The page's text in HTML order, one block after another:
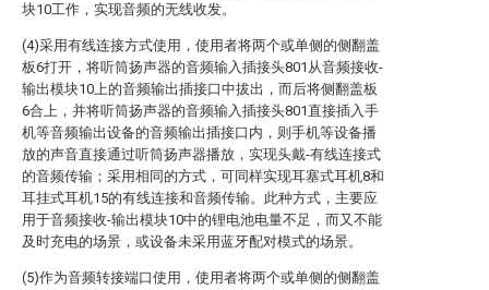
块10工作，实现音频的无线收发。
(4)采用有线连接方式使用，使用者将两个或单侧的侧翻盖
板6打开，将听筒扬声器的音频输入插接头801从音频接收-
输出模块10上的音频输出插接口中拔出，而后将侧翻盖板
6合上，并将听筒扬声器的音频输入插接头801直接插入手
机等音频输出设备的音频输出插接口内，则手机等设备播
放的声音直接通过听筒扬声器播放，实现头戴-有线连接式
的音频传输；采用相同的方式，可同样实现耳塞式耳机8和
耳挂式耳机15的有线连接和音频传输。此种方式，主要应
用于音频接收-输出模块10中的锂电池电量不足，而又不能
及时充电的场景，或设备未采用蓝牙配对模式的场景。
(5)作为音频转接端口使用，使用者将两个或单侧的侧翻盖